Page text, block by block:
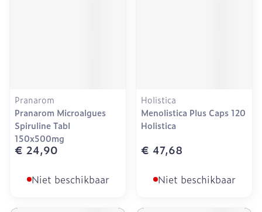
Pranarom
Pranarom Microalgues
Spiruline Tabl
150x500mg
€ 24,90
Niet beschikbaar
Holistica
Menolistica Plus Caps 120
Holistica
€ 47,68
Niet beschikbaar